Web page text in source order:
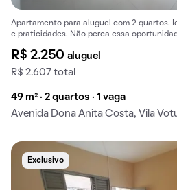
Apartamento para aluguel com 2 quartos.
e praticidades. Não perca essa
R$ 2.250 aluguel
R$ 2.607 total
49 m² · 2 quartos · 1 vaga
Avenida Dona Anita Costa, Vila
Exclusivo